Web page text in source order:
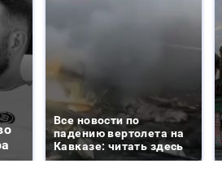
Все новости по
падению вертолета на
Кавказе: читать здесь